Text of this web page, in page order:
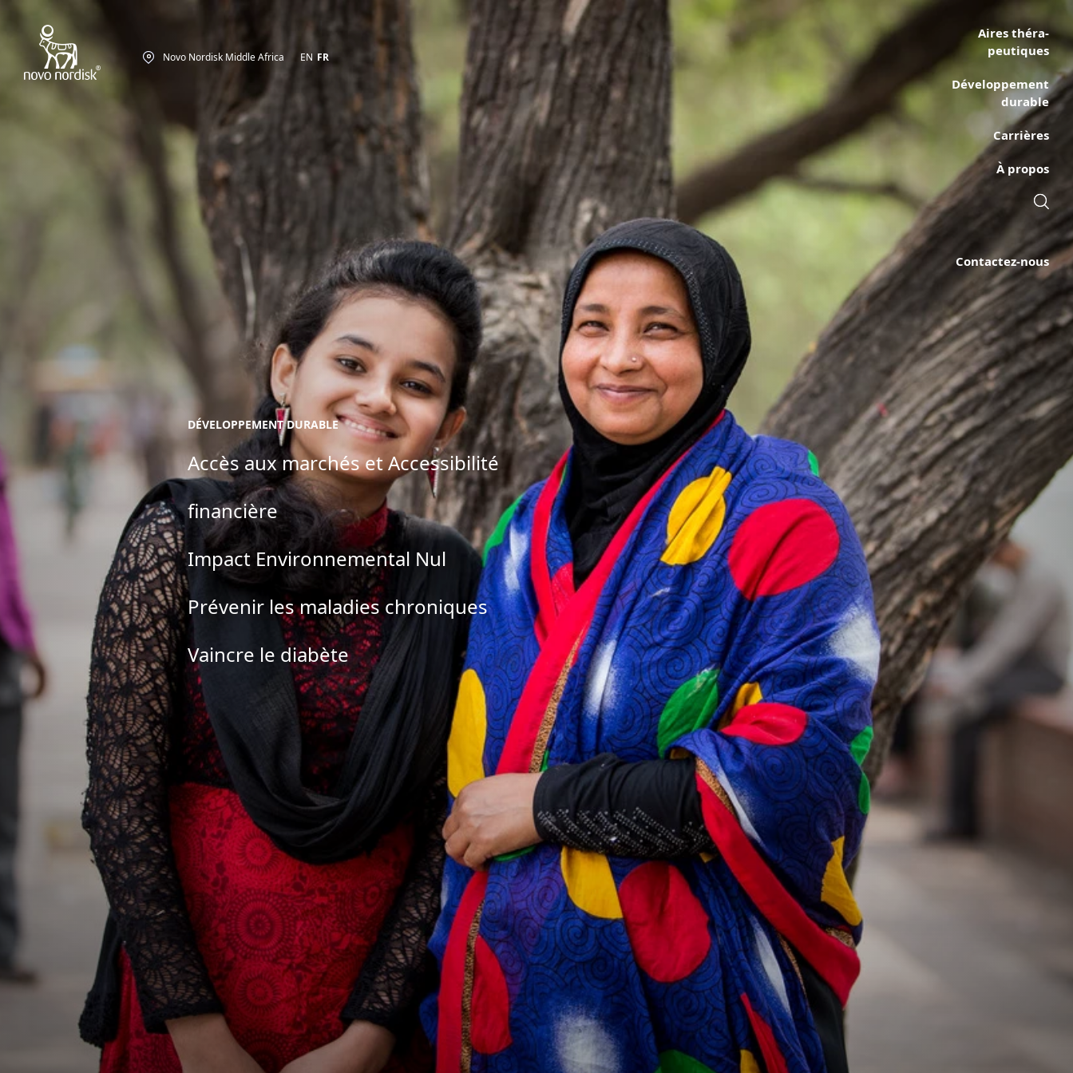
Novo Nordisk Middle Africa EN FR
Aires théra­
peutiques
Développe­ment
durable
Carrières
À propos
Contactez-nous
DÉVELOPPEMENT DURABLE
Accès aux marchés et Accessibilité
financière
Impact Environnemental Nul
Prévenir les maladies chroniques
Vaincre le diabète